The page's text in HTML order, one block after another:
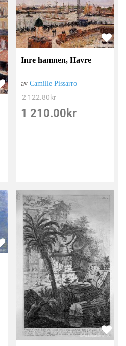
Inre hamnen, Havre
avCamille Pissarro
2 122.80kr
1 210.00 kr